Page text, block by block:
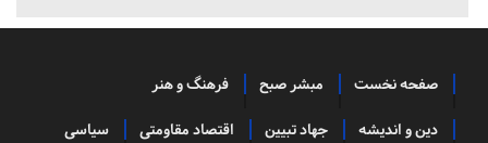
صفحه نخست مبشر صبح فرهنگ و هنر
دین و اندیشه جهاد تبیین اقتصاد مقاومتی سیاسی